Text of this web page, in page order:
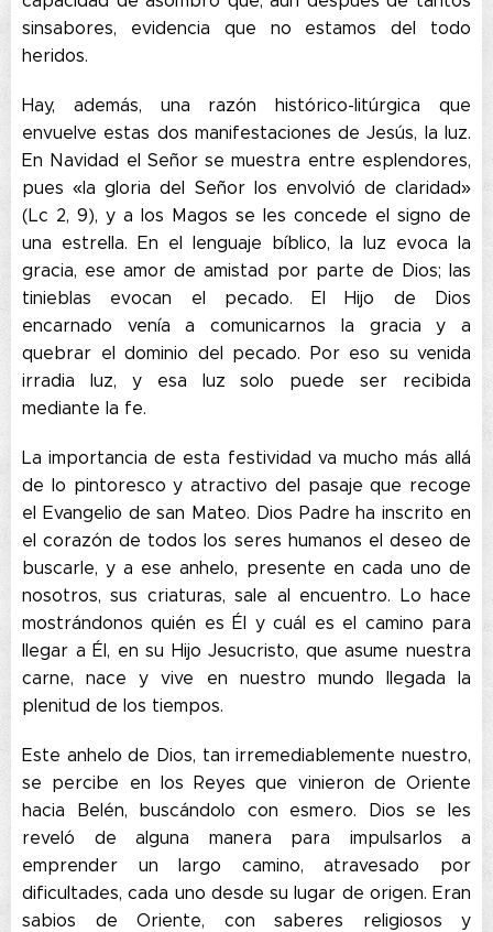
sinsabores, evidencia que no estamos del todo
heridos.
Hay, además, una razón histórico-litúrgica que
envuelve estas dos manifestaciones de Jesús, la luz.
En Navidad el Señor se muestra entre esplendores,
pues «la gloria del Señor los envolvió de claridad»
(Lc 2, 9), y a los Magos se les concede el signo de
una estrella. En el lenguaje bíblico, la luz evoca la
gracia, ese amor de amistad por parte de Dios; las
tinieblas evocan el pecado. El Hijo de Dios
encarnado venía a comunicarnos la gracia y a
quebrar el dominio del pecado. Por eso su venida
irradia luz, y esa luz solo puede ser recibida
mediante la fe.
La importancia de esta festividad va mucho más allá
de lo pintoresco y atractivo del pasaje que recoge
el Evangelio de san Mateo. Dios Padre ha inscrito en
el corazón de todos los seres humanos el deseo de
buscarle, y a ese anhelo, presente en cada uno de
nosotros, sus criaturas, sale al encuentro. Lo hace
mostrándonos quién es Él y cuál es el camino para
llegar a Él, en su Hijo Jesucristo, que asume nuestra
carne, nace y vive en nuestro mundo llegada la
plenitud de los tiempos.
Este anhelo de Dios, tan irremediablemente nuestro,
se percibe en los Reyes que vinieron de Oriente
hacia Belén, buscándolo con esmero. Dios se les
reveló de alguna manera para impulsarlos a
emprender un largo camino, atravesado por
dificultades, cada uno desde su lugar de origen. Eran
sabios de Oriente, con saberes religiosos y